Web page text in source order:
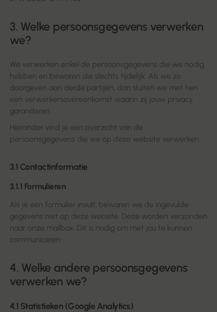
3. Welke persoonsgegevens verwerken
we?
We verwerken enkel de persoonsgegevens die we nodig
hebben en bewaren die slechts tijdelijk. Als we ze
doorgeven aan derde partijen, dan sluiten we met hen
een verwerkersovereenkomst waarin zij jouw privacy
garanderen.
Hieronder vind je een overzicht van de
persoonsgegevens die we op deze website verwerken.
3.1 Contactinformatie
3.1.1 Formulieren
Als je een formulier invult, bewaren we de ingevulde
gegevens niet op deze website. Deze worden verzonden
naar onze mailbox. Dit is nodig om met jou te kunnen
communiceren.
4. Welke andere persoonsgegevens
verwerken we?
4.1 Statistieken (Google Analytics)